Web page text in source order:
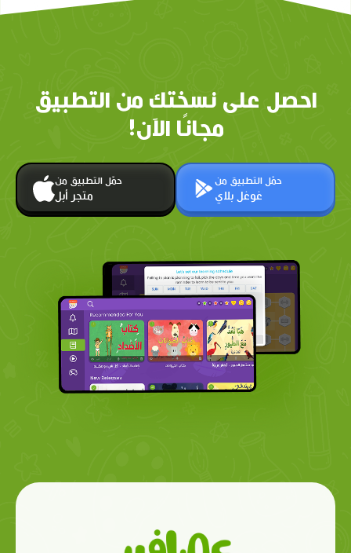
احصل على نسختك من التطبيق
مجانًا الآن!
حمّل التطبيق من
متجر أبل
حمّل التطبيق من
غوغل بلاي